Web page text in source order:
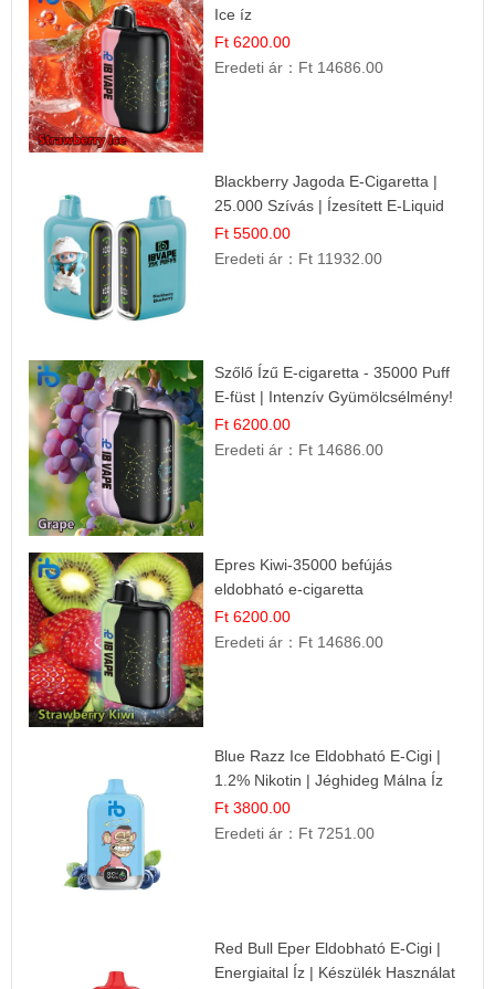
Ice íz
Ft 6200.00
Eredeti ár： Ft 14686.00
Blackberry Jagoda E-Cigaretta |
25.000 Szívás | Ízesített E-Liquid
Ft 5500.00
Eredeti ár： Ft 11932.00
Szőlő Ízű E-cigaretta - 35000 Puff
E-füst | Intenzív Gyümölcsélmény!
Ft 6200.00
Eredeti ár： Ft 14686.00
Epres Kiwi-35000 befújás
eldobható e-cigaretta
Ft 6200.00
Eredeti ár： Ft 14686.00
Blue Razz Ice Eldobható E-Cigi |
1.2% Nikotin | Jéghideg Málna Íz
Ft 3800.00
Eredeti ár： Ft 7251.00
Red Bull Eper Eldobható E-Cigi |
Energiaital Íz | Készülék Használat